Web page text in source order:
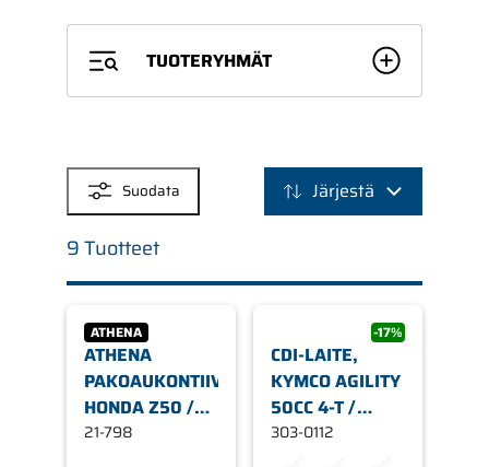
TUOTERYHMÄT
Suodata Järjestä
9 Tuotteet
ATHENA
ATHENA
PAKOAUKONTIIVISTE,
HONDA Z50 /
33 X 26 X 4,5
21-798
-17%
CDI-LAITE,
KYMCO AGILITY
50CC 4-T /
PEUGEOT 50CC
303-0112